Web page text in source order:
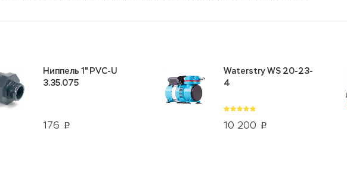
176 p
Ниппель 1" PVC-U
3.35.075
10 200 p
Waterstry WS 20-23-
4